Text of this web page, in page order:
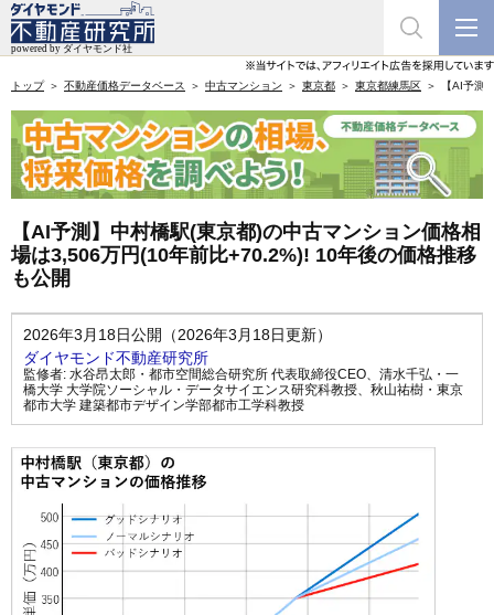
トップ 不動産価格データベース 中古マンション 東京都 東京都練馬区 【AI予測
【AI予測】中村橋駅(東京都)の中古マンション価格相
場は3,506万円(10年前比+70.2%)! 10年後の価格推移
も公開
2026年3月18日公開（2026年3月18日更新）
ダイヤモンド不動産研究所
監修者: 水谷昂太郎・都市空間総合研究所 代表取締役CEO、 清水千弘・一
橋大学 大学院ソーシャル・データサイエンス研究科教授、 秋山祐樹・東京
都市大学 建築都市デザイン学部都市工学科教授